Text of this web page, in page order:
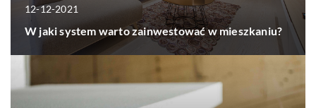
12-12-2021
W jaki system warto zainwestować w mieszkaniu?